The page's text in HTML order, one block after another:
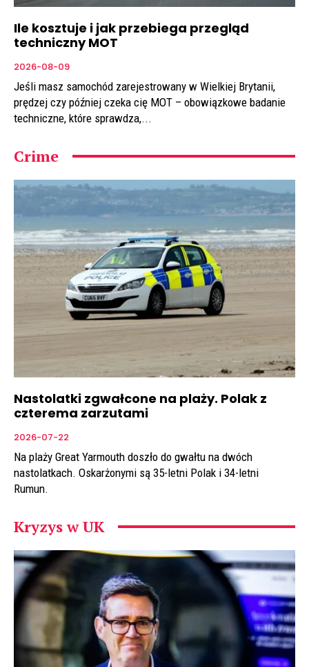
Ile kosztuje i jak przebiega przegląd
techniczny MOT
2026-08-09
Jeśli masz samochód zarejestrowany w Wielkiej Brytanii,
prędzej czy później czeka cię MOT – obowiązkowe badanie
techniczne, które sprawdza,...
Crime
Nastolatki zgwałcone na plaży. Polak z
czterema zarzutami
2026-07-22
Na plaży Great Yarmouth doszło do gwałtu na dwóch
nastolatkach. Oskarżonymi są 35-letni Polak i 34-letni
Rumun.
Kryzys w UK